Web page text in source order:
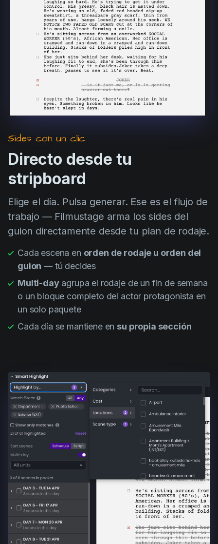
Production
Scheduling
Screenwriting
Script breakdown
Script coverage
Storyboards
Templates
VFX
Vertical Drama
Sides con un clic
Directo desde tu
stripboard
Elige el día. Pulsa generar. Ese es el flujo de
trabajo — Filmustage arma los sides del
guion directamente desde tu plan de rodaje.
Cada escena en orden de rodaje u orden del
guion — tú decides
Multi-dayagrupa el rodaje de un fin de semana
o un bloque completo del actor protagonista en
un solo paquete
Cada día se mantiene en su propia sección